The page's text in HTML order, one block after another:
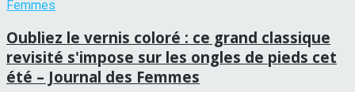
Oubliez le vernis coloré : ce grand classique
revisité s'impose sur les ongles de pieds cet
été – Journal des Femmes